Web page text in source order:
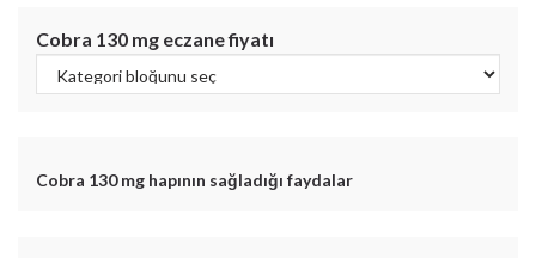
Cobra 130 mg eczane fiyatı
Cobra 130 mg hapının sağladığı faydalar